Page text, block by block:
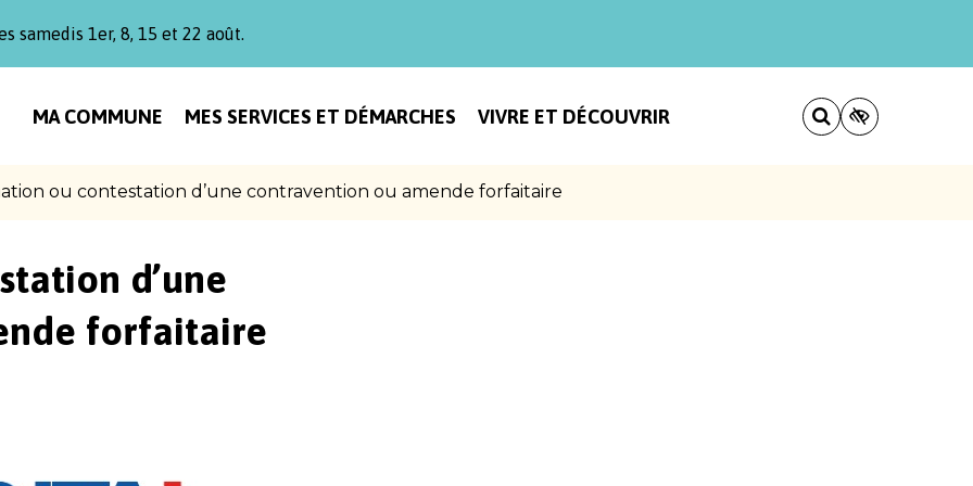
samedis 1er, 8, 15 et 22 août.
MA COMMUNE MES SERVICES ET DÉMARCHES VIVRE ET DÉCOUVRIR
ou contestation d’une contravention ou amende forfaitaire
d’une
forfaitaire